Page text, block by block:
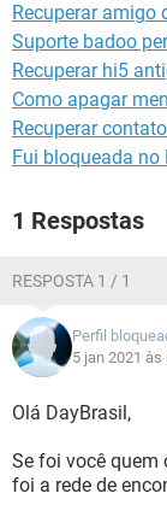
GUIA DE COMPRAS
Recuperar amigo
Suporte badoo
Recuperar hi5
Como apagar
Recuperar
Fui bloqueada no
1 Respostas
RESPOSTA 1 / 1
Perfil
5 jan 2021 às
Olá DayBrasil,
Se foi você quem
foi a rede de